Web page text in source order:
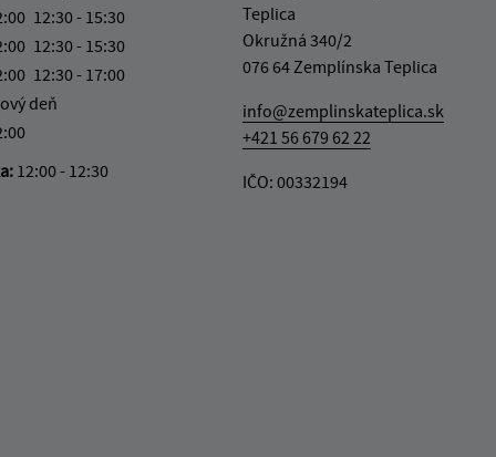
12:30 - 15:30
12:30 - 15:30
12:30 - 17:00
deň
12:00 - 12:30
Teplica
Okružná 340/2
076 64 Zemplínska Teplica
info@zemplinskateplica.sk
+421 56 679 62 22
IČO: 00332194